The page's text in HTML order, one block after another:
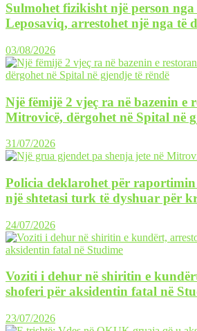
Sulmohet fizikisht një person nga
Leposaviq, arrestohet një nga të
03/08/2026
Një fëmijë 2 vjeç ra në bazenin e
Mitrovicë, dërgohet në Spital në
31/07/2026
Policia deklarohet për
një shtetasi turk të dyshuar për
24/07/2026
Voziti i dehur në shiritin e
shoferi për aksidentin fatal në
23/07/2026